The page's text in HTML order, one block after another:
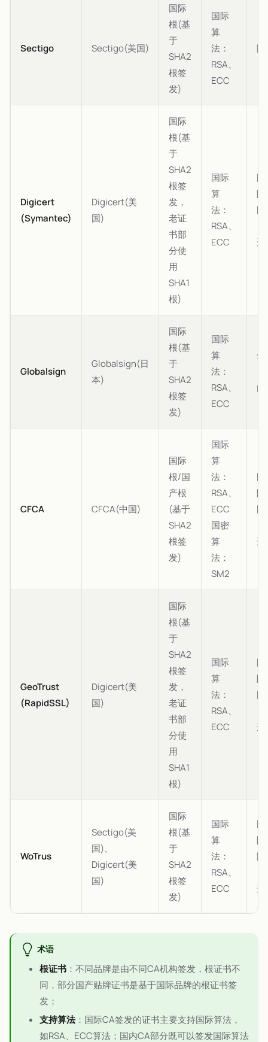
Sectigo Sectigo(美国)
国际
根(基
于
SHA2
根签
发)
国际
算
法：
RSA、
ECC
Digicert
(Symantec)
Digicert(美
国)
国际
根(基
于
SHA2
根签
发，
老证
书部
分使
用
SHA1
根)
国际
算
法：
RSA、
ECC
国
际
Globalsign
Globalsign(日
本)
国际
根(基
于
SHA2
根签
发)
国际
算
法：
RSA、
ECC
全
CFCA CFCA(中国)
国际
根/国
产根
(基于
SHA2
根签
发)
国际
算
法：
RSA、
ECC
国密
算
法：
SM2
国
际
GeoTrust
(RapidSSL)
Digicert(美
国)
国际
根(基
于
SHA2
根签
发，
老证
书部
分使
用
SHA1
根)
国际
算
法：
RSA、
ECC
国
WoTrus
Sectigo(美
国)、
Digicert(美
国)
国际
根(基
于
SHA2
根签
发)
国际
算
法：
RSA、
ECC
国
际
术语
根证书 ：不同品牌是由不同CA机构签发，根证书不
同，部分国产贴牌证书是基于国际品牌的根证书签
发；
支持算法：国际CA签发的证书主要支持国际算法，
如RSA、ECC算法；国内CA部分既可以签发国际算法